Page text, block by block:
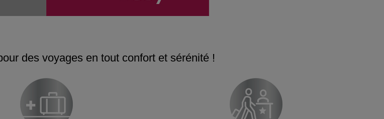
des voyages en tout confort et sérénité !